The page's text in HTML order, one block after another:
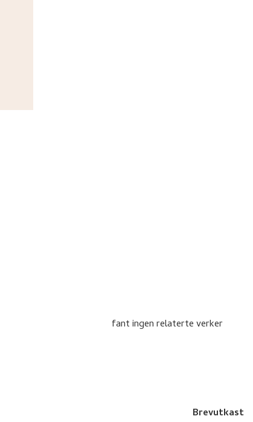
fant ingen relaterte verker
Brevutkast